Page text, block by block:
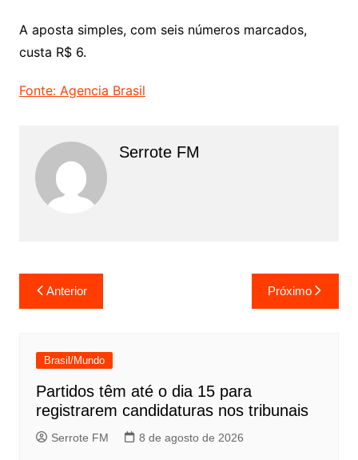
A aposta simples, com seis números marcados,
custa R$ 6.
Fonte: Agencia Brasil
Serrote FM
Navegação
de
Anterior Próximo
Brasil/Mundo
Partidos têm até o dia 15 para
registrarem candidaturas nos tribunais
Serrote FM 8 de agosto de 2026